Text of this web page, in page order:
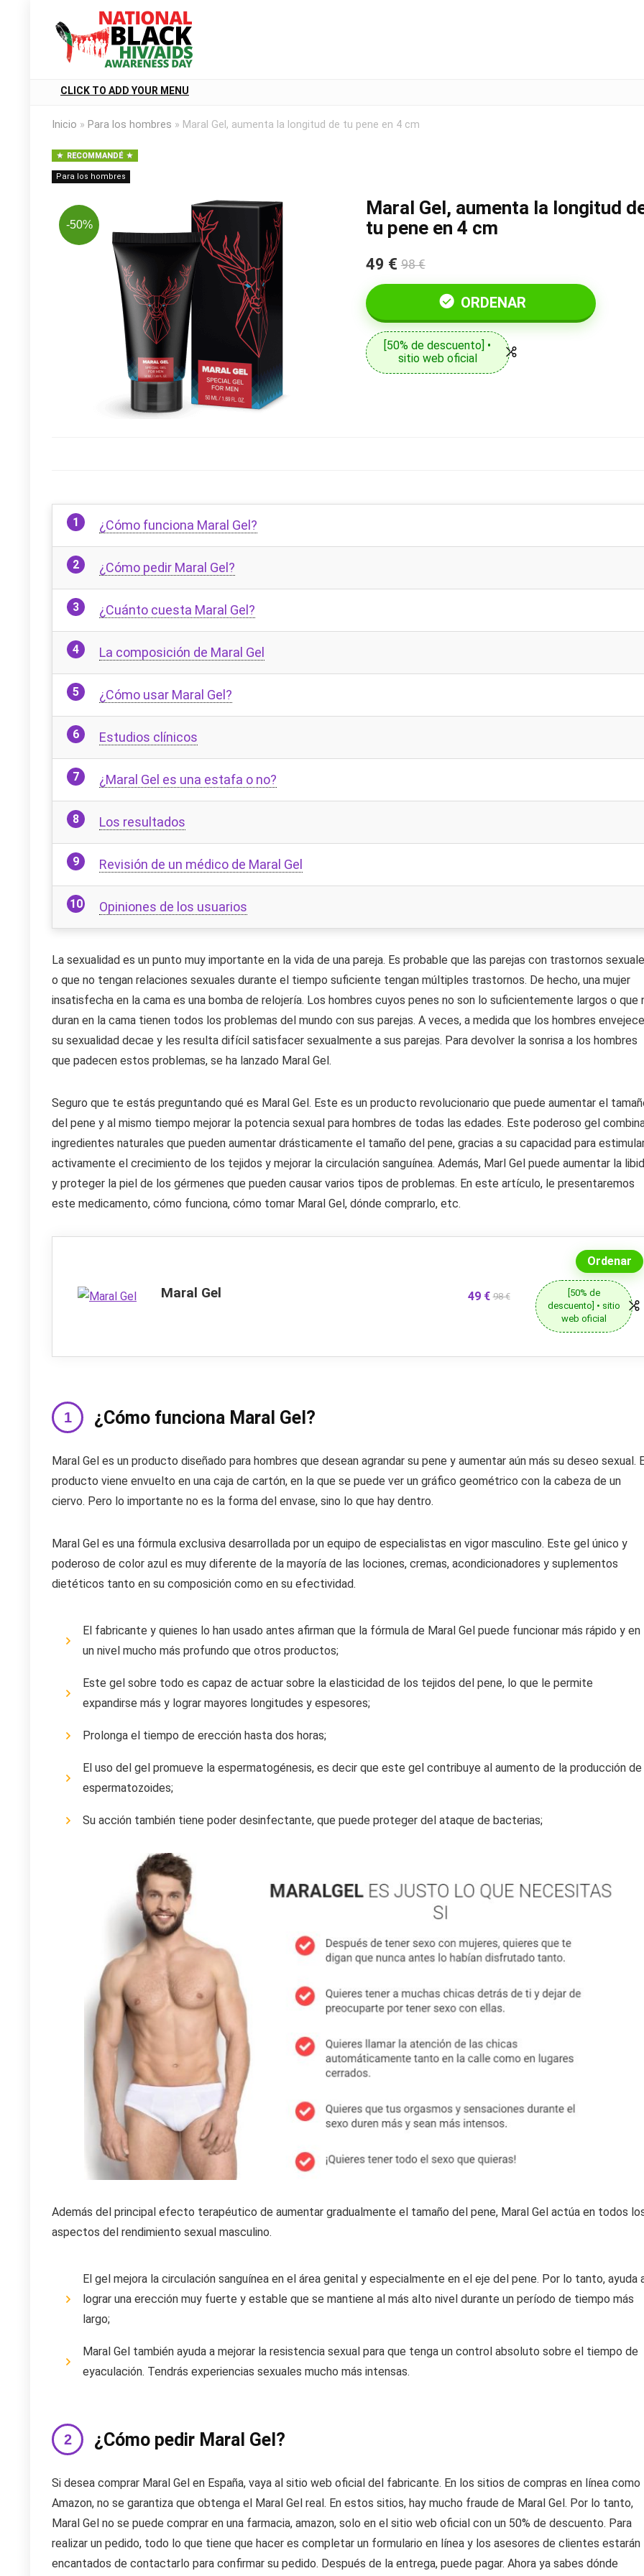
CLICK TO ADD YOUR MENU
Inicio » Para los hombres » Maral Gel, aumenta la longitud de tu pene en 4 cm
RECOMMANDÉ
Para los hombres
-50%
Maral Gel, aumenta la longitud
tu pene en 4 cm
49 € 98 €
ORDENAR
[50% de descuento] •
sitio web oficial
¿Cómo funciona Maral Gel?
¿Cómo pedir Maral Gel?
¿Cuánto cuesta Maral Gel?
La composición de Maral Gel
¿Cómo usar Maral Gel?
Estudios clínicos
¿Maral Gel es una estafa o no?
Los resultados
Revisión de un médico de Maral Gel
Opiniones de los usuarios
La sexualidad es un punto muy importante en la vida de una pareja. Es probable que las parejas con trastornos
o que no tengan relaciones sexuales durante el tiempo suficiente tengan múltiples trastornos. De hecho, una mujer
insatisfecha en la cama es una bomba de relojería. Los hombres cuyos penes no son lo suficientemente largos o que
duran en la cama tienen todos los problemas del mundo con sus parejas. A veces, a medida que los hombres
su sexualidad decae y les resulta difícil satisfacer sexualmente a sus parejas. Para devolver la sonrisa a los hombres
que padecen estos problemas, se ha lanzado Maral Gel.
Seguro que te estás preguntando qué es Maral Gel. Este es un producto revolucionario que puede aumentar el
del pene y al mismo tiempo mejorar la potencia sexual para hombres de todas las edades. Este poderoso gel
ingredientes naturales que pueden aumentar drásticamente el tamaño del pene, gracias a su capacidad para
activamente el crecimiento de los tejidos y mejorar la circulación sanguínea. Además, Marl Gel puede aumentar la
y proteger la piel de los gérmenes que pueden causar varios tipos de problemas. En este artículo, le presentaremos
este medicamento, cómo funciona, cómo tomar Maral Gel, dónde comprarlo, etc.
Maral Gel 49 € 98 €
Ordenar
[50% de
descuento] • sitio
web oficial
¿Cómo funciona Maral Gel?
Maral Gel es un producto diseñado para hombres que desean agrandar su pene y aumentar aún más su deseo sexual.
producto viene envuelto en una caja de cartón, en la que se puede ver un gráfico geométrico con la cabeza de un
ciervo. Pero lo importante no es la forma del envase, sino lo que hay dentro.
Maral Gel es una fórmula exclusiva desarrollada por un equipo de especialistas en vigor masculino. Este gel único y
poderoso de color azul es muy diferente de la mayoría de las lociones, cremas, acondicionadores y suplementos
dietéticos tanto en su composición como en su efectividad.
El fabricante y quienes lo han usado antes afirman que la fórmula de Maral Gel puede funcionar más rápido y en
un nivel mucho más profundo que otros productos;
Este gel sobre todo es capaz de actuar sobre la elasticidad de los tejidos del pene, lo que le permite
expandirse más y lograr mayores longitudes y espesores;
Prolonga el tiempo de erección hasta dos horas;
El uso del gel promueve la espermatogénesis, es decir que este gel contribuye al aumento de la producción de
espermatozoides;
Su acción también tiene poder desinfectante, que puede proteger del ataque de bacterias;
Además del principal efecto terapéutico de aumentar gradualmente el tamaño del pene, Maral Gel actúa en todos
aspectos del rendimiento sexual masculino.
El gel mejora la circulación sanguínea en el área genital y especialmente en el eje del pene. Por lo tanto, ayuda
lograr una erección muy fuerte y estable que se mantiene al más alto nivel durante un período de tiempo más
largo;
Maral Gel también ayuda a mejorar la resistencia sexual para que tenga un control absoluto sobre el tiempo de
eyaculación. Tendrás experiencias sexuales mucho más intensas.
¿Cómo pedir Maral Gel?
Si desea comprar Maral Gel en España, vaya al sitio web oficial del fabricante. En los sitios de compras en línea como
Amazon, no se garantiza que obtenga el Maral Gel real. En estos sitios, hay mucho fraude de Maral Gel. Por lo tanto,
Maral Gel no se puede comprar en una farmacia, amazon, solo en el sitio web oficial con un 50% de descuento. Para
realizar un pedido, todo lo que tiene que hacer es completar un formulario en línea y los asesores de clientes estarán
encantados de contactarlo para confirmar su pedido. Después de la entrega, puede pagar. Ahora ya sabes dónde